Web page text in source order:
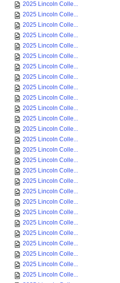
2025 Lincoln Colle...
2025 Lincoln Colle...
2025 Lincoln Colle...
2025 Lincoln Colle...
2025 Lincoln Colle...
2025 Lincoln Colle...
2025 Lincoln Colle...
2025 Lincoln Colle...
2025 Lincoln Colle...
2025 Lincoln Colle...
2025 Lincoln Colle...
2025 Lincoln Colle...
2025 Lincoln Colle...
2025 Lincoln Colle...
2025 Lincoln Colle...
2025 Lincoln Colle...
2025 Lincoln Colle...
2025 Lincoln Colle...
2025 Lincoln Colle...
2025 Lincoln Colle...
2025 Lincoln Colle...
2025 Lincoln Colle...
2025 Lincoln Colle...
2025 Lincoln Colle...
2025 Lincoln Colle...
2025 Lincoln Colle...
2025 Lincoln Colle...